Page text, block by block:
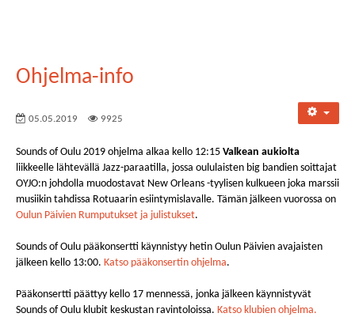
Ohjelma-info
05.05.2019 9925
Sounds of Oulu 2019 ohjelma alkaa kello 12:15 Valkean aukiolta
liikkeelle lähtevällä Jazz-paraatilla, jossa oululaisten big bandien soittajat
OYJO:n johdolla muodostavat New Orleans -tyylisen kulkueen joka marssii
musiikin tahdissa Rotuaarin esiintymislavalle. Tämän jälkeen vuorossa on
Oulun Päivien Rumputukset ja julistukset.
Sounds of Oulu pääkonsertti käynnistyy hetin Oulun Päivien avajaisten
jälkeen kello 13:00. Katso pääkonsertin ohjelma.
Pääkonsertti päättyy kello 17 mennessä, jonka jälkeen käynnistyvät
Sounds of Oulu klubit keskustan ravintoloissa. Katso klubien ohjelma.